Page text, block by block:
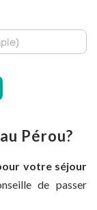
Pérou?
votre séjour
de passer